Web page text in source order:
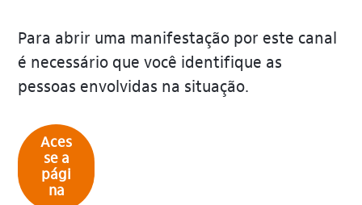
Para abrir uma manifestação por este canal
é necessário que você identifique as
pessoas envolvidas na situação.
Aces
se a
pági
na